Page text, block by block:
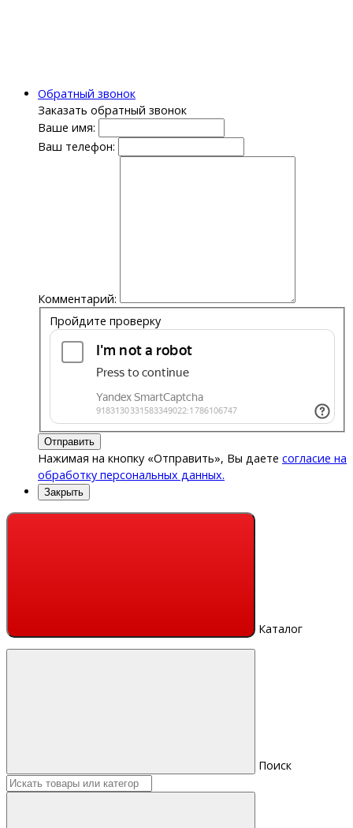
Обратный звонок
Заказать обратный звонок
Ваше имя:
Ваш телефон:
Комментарий:
Пройдите проверку
Отправить
Нажимая на кнопку «Отправить», Вы даете согласие на
обработку персональных данных.
Закрыть
Каталог
Поиск